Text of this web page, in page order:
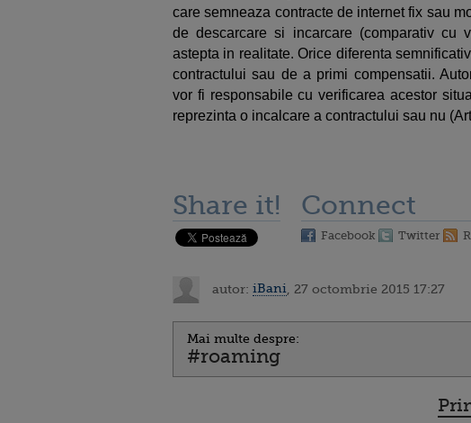
care semneaza contracte de internet fix sau
de descarcare si incarcare (comparativ cu
astepta in realitate. Orice diferenta
contractului sau de a primi compensatii.
vor fi responsabile cu verificarea acestor
reprezinta o incalcare a contractului sau nu
Share it! Connect
Facebook Twitter
autor: iBani , 27 octombrie 2015 17:27
Mai multe despre:
#roaming